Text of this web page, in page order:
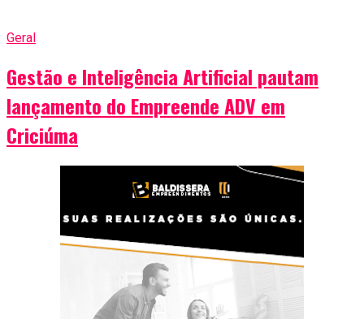
Geral
Gestão e Inteligência Artificial pautam
lançamento do Empreende ADV em
Criciúma